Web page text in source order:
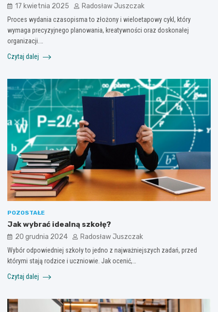
17 kwietnia 2025 Radosław Juszczak
Proces wydania czasopisma to złożony i wieloetapowy cykl, który
wymaga precyzyjnego planowania, kreatywności oraz doskonałej
organizacji.…
Czytaj dalej
POZOSTAŁE
Jak wybrać idealną szkołę?
20 grudnia 2024 Radosław Juszczak
Wybór odpowiedniej szkoły to jedno z najważniejszych zadań, przed
którymi stają rodzice i uczniowie. Jak ocenić,…
Czytaj dalej